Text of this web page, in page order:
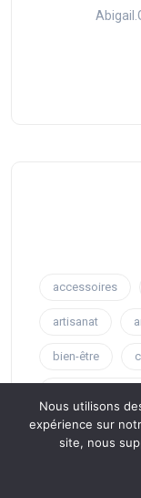
accessoires
artisanat
bien-être
décoration
Nous utilisons
expérience sur
site, nous